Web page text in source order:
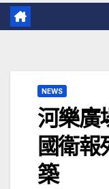
NEWS
河樂廣
國衛報
築